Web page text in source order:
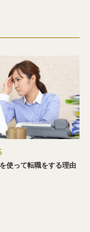
使って転職をする理由